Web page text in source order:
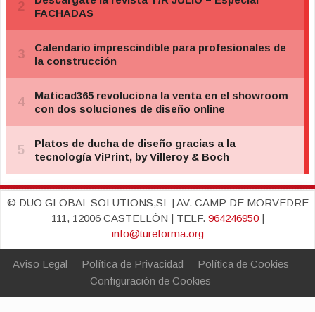
© DUO GLOBAL SOLUTIONS,SL | AV. CAMP DE MORVEDRE
111, 12006 CASTELLÓN | TELF. 964246950|
info@tureforma.org
Aviso Legal Política de Privacidad
Política de Cookies
Configuración de Cookies